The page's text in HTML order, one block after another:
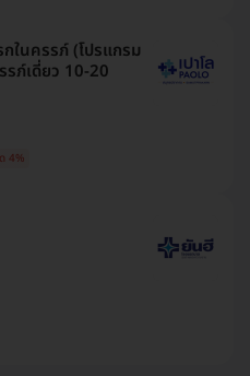
ในครรภ์ (โปรแกรม
ภ์เดี่ยว 10-20
4%